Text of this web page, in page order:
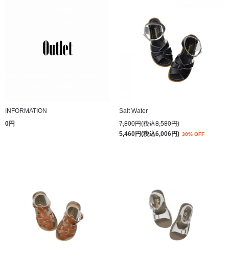
INFORMATION
0円
Salt Water
7,800円(税込8,580円)
5,460円(税込6,006円) 30% OFF